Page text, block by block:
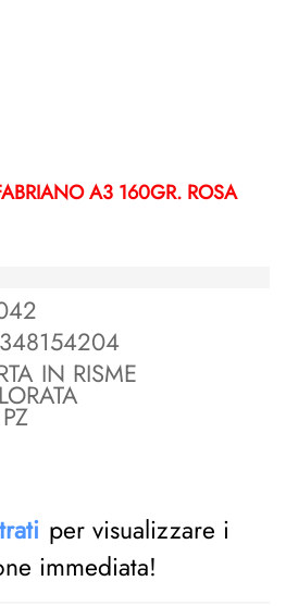
A3 160GR. ROSA
IN RISME
per visualizzare i
immediata!